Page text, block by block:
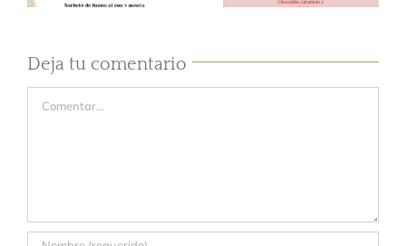
Deja tu comentario